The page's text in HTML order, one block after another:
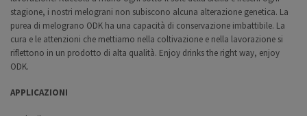
stagione, i nostri melograni non subiscono alcuna alterazione genetica. La
purea di melograno ODK ha una capacità di conservazione imbattibile. La
cura e le attenzioni che mettiamo nella coltivazione e nella lavorazione si
riflettono in un prodotto di alta qualità. Enjoy drinks the right way, enjoy
ODK.
APPLICAZIONI